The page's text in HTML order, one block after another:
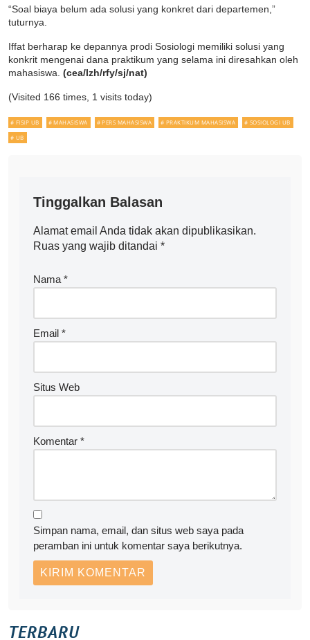
“Soal biaya belum ada solusi yang konkret dari departemen,”
tuturnya.
Iffat berharap ke depannya prodi Sosiologi memiliki solusi yang
konkrit mengenai dana praktikum yang selama ini diresahkan oleh
mahasiswa. (cea/lzh/rfy/sj/nat)
(Visited 166 times, 1 visits today)
FISIP UB MAHASISWA PERS MAHASISWA PRAKTIKUM MAHASISWA
SOSIOLOGI UB
UB
Tinggalkan Balasan
Alamat email Anda tidak akan dipublikasikan.
Ruas yang wajib ditandai *
Nama *
Email *
Situs Web
Komentar *
Simpan nama, email, dan situs web saya pada
peramban ini untuk komentar saya berikutnya.
TERBARU